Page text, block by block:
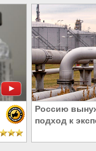
Россию
подход к